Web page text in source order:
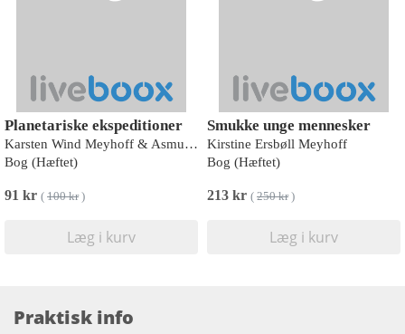
Planetariske ekspeditioner
Karsten Wind Meyhoff & Asmund Havsteen-Mikkelsen
Bog (Hæftet)
91 kr ( 100 kr)
Læg i kurv
Smukke unge mennesker
Kirstine Ersbøll Meyhoff
Bog (Hæftet)
213 kr ( 250 kr)
Læg i kurv
Praktisk info